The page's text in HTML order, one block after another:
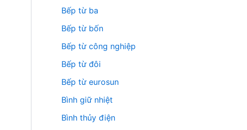
Bếp từ ba
Bếp từ bốn
Bếp từ công nghiệp
Bếp từ đôi
Bếp từ eurosun
Bình giữ nhiệt
Bình thủy điện